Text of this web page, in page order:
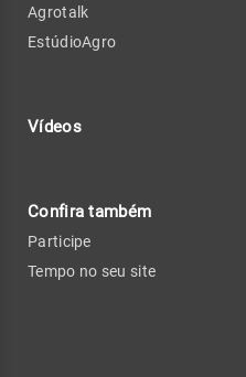
Agrotalk
EstúdioAgro
Vídeos
Confira também
Participe
Tempo no seu site